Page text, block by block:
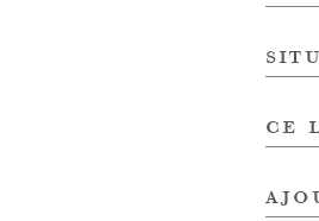
ce